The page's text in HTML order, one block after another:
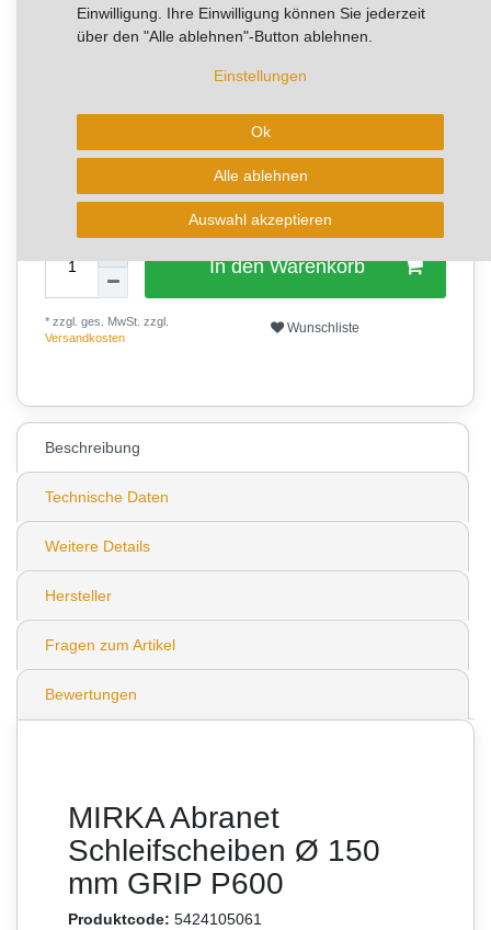
Noch 2 Stück im Lager, weitere mit Lieferzeit
Lagerware - Sofort lieferbar!
✨ ✨
✨
⭐
In den Warenkorb
* zzgl. ges. MwSt. zzgl.
Versandkosten
Wunschliste
Beschreibung
Technische Daten
Weitere Details
Hersteller
Fragen zum Artikel
Bewertungen
MIRKA Abranet
Schleifscheiben Ø 150
mm GRIP P600
Produktcode: 5424105061
Einwilligung. Ihre Einwilligung können Sie jederzeit
über den "Alle ablehnen"-Button ablehnen.
Einstellungen
Ok
Alle ablehnen
Auswahl akzeptieren